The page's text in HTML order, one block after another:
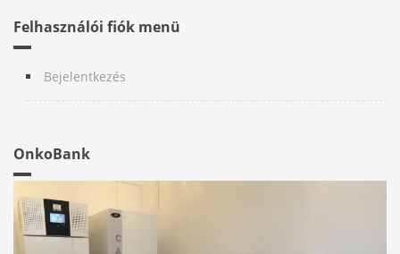
Felhasználói fiók menü
Bejelentkezés
OnkoBank